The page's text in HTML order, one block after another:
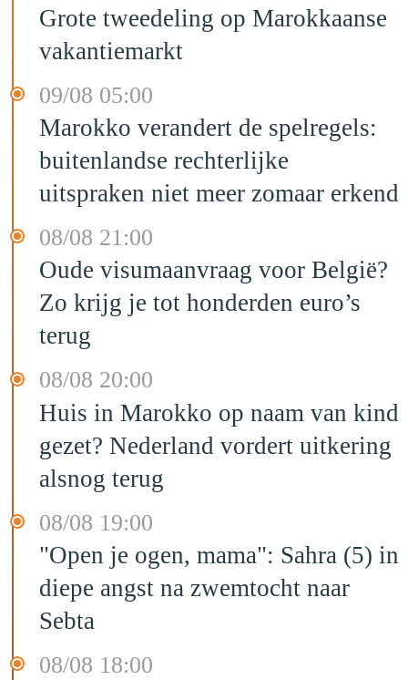
Grote tweedeling op Marokkaanse
vakantiemarkt
09/08 05:00
Marokko verandert de spelregels:
buitenlandse rechterlijke
uitspraken niet meer zomaar erkend
08/08 21:00
Oude visumaanvraag voor België?
Zo krijg je tot honderden euro’s
terug
08/08 20:00
Huis in Marokko op naam van kind
gezet? Nederland vordert uitkering
alsnog terug
08/08 19:00
"Open je ogen, mama": Sahra (5) in
diepe angst na zwemtocht naar
Sebta
08/08 18:00